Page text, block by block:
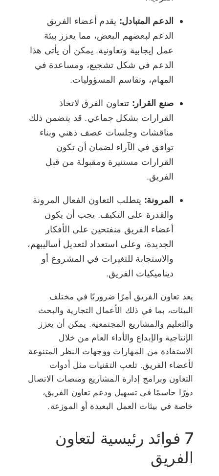
الدعم المتبادل: يقدم أعضاء الفريق
الدعم لبعضهم البعض، مما يعزز بيئة
عمل إيجابية وتعاونية. يمكن أن يأتي هذا
الدعم في شكل تشجيع، ومساعدة في
المهام، وتقاسم المسؤوليات.
صنع القرار: تتعاون الفرق لاتخاذ
القرارات بشكل جماعي. قد يتضمن ذلك
مناقشات وجلسات عصف ذهني وبناء
توافق في الآراء لضمان أن تكون
القرارات مستنيرة ومقبولة من قبل
الفريق.
المرونة: يتطلب التعاون الفعال المرونة
والقدرة على التكيف. يجب أن يكون
أعضاء الفريق منفتحين على الأفكار
الجديدة، وعلى استعداد لتعديل أساليبهم،
والاستجابة للتغيرات في المشروع أو
ديناميكيات الفريق.
يعد تعاون الفريق أمرًا ضروريًا في مختلف
البيئات، بما في ذلك الأعمال التجارية والبحث
والتعليم والمشاريع المجتمعية. يمكن أن يعزز
الإنتاجية والإبداع والأداء العام من خلال
الاستفادة من المهارات ووجهات النظر المتنوعة
لأعضاء الفريق. تلعب التقنيات مثل أدوات
التعاون وبرامج إدارة المشاريع ومنصات الاتصال
دورًا حاسمًا في تسهيل ودعم تعاون الفريق،
خاصة في بيئات العمل البعيدة أو الموزعة.
7 فوائد رئيسية لتعاون
الفريق